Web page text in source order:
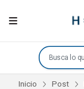
Inicio Post